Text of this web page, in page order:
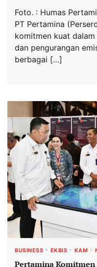
Foto. : Humas
PT Pertamina
komitmen kuat
dan pengurangan
berbagai […]
BUSINESS EKBIS KAM
Pertamina